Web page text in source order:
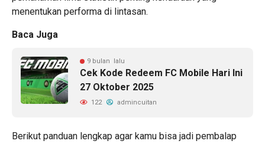
menentukan performa di lintasan.
Baca Juga
9 bulan lalu
Cek Kode Redeem FC Mobile Hari Ini
27 Oktober 2025
122 admincuitan
Berikut panduan lengkap agar kamu bisa jadi pembalap